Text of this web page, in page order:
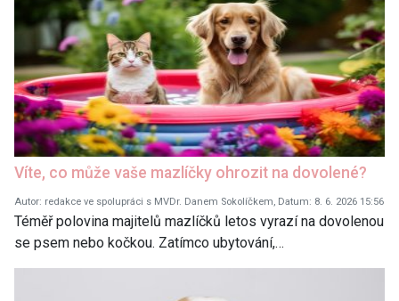
Víte, co může vaše mazlíčky ohrozit na dovolené?
Autor: redakce ve spolupráci s MVDr. Danem Sokolíčkem, Datum: 8. 6. 2026 15:56
Téměř polovina majitelů mazlíčků letos vyrazí na dovolenou
se psem nebo kočkou. Zatímco ubytování,…